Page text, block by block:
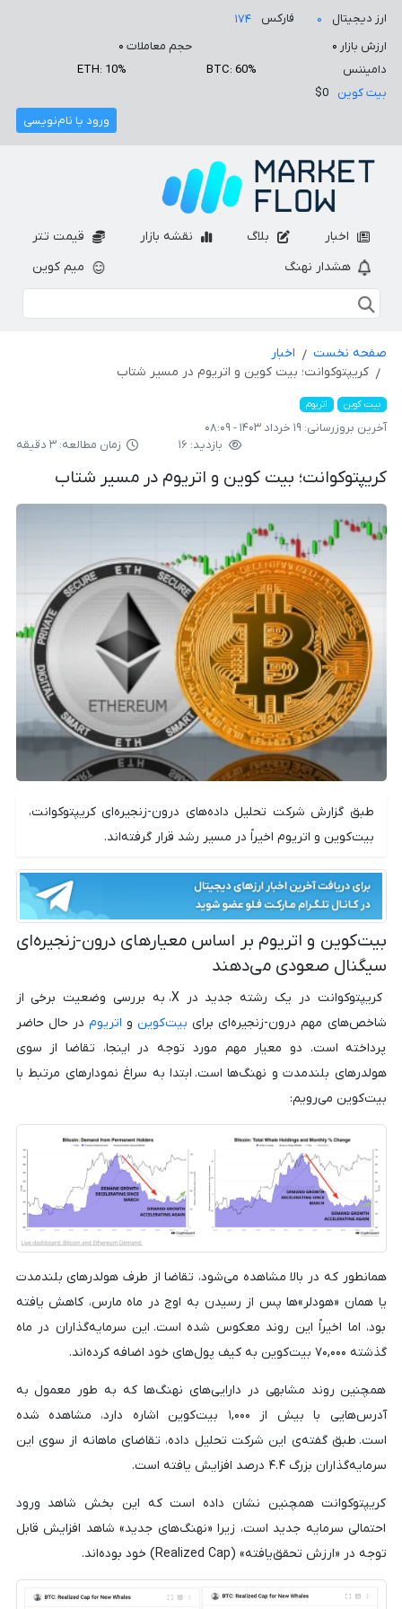
ارز دیجیتال ۰ فارکس
۱۷۴
ارزش بازار ۰ حجم معاملات ۰
دامیننس
BTC: 60%
ETH: 10%
بیت کوین
$0
ورود یا نام‌نویسی
اخبار بلاگ نقشه بازار
قیمت تتر
هشدار نهنگ
میم کوین
صفحه نخست
اخبار
کریپتوکوانت؛ بیت کوین و اتریوم در مسیر شتاب
بیت کوین اتریوم
آخرین بروزرسانی: ۱۹ خرداد ۱۴۰۳ - ۰۸:۰۹
بازدید: ۱۶
زمان مطالعه: ۳ دقیقه
کریپتوکوانت؛ بیت کوین و اتریوم در مسیر شتاب
طبق گزارش شرکت تحلیل داده‌های درون-زنجیره‌ای کریپتوکوانت،
بیت‌کوین و اتریوم اخیراً در مسیر رشد قرار گرفته‌اند.
بیت‌کوین و اتریوم بر اساس معیارهای درون-زنجیره‌ای
سیگنال صعودی می‌دهند
کریپتوکوانت در یک رشته جدید در X، به بررسی وضعیت برخی از
شاخص‌های مهم درون-زنجیره‌ای برای بیت‌کوینو اتریوم در حال حاضر
پرداخته است. دو معیار مهم مورد توجه در اینجا، تقاضا از سوی
هولدرهای بلندمدت و نهنگ‌ها است. ابتدا به سراغ نمودارهای مرتبط با
بیت‌کوین می‌رویم:
همانطور که در بالا مشاهده می‌شود، تقاضا از طرف هولدرهای بلندمدت
یا همان «هودلر»ها پس از رسیدن به اوج در ماه مارس، کاهش یافته
بود، اما اخیراً این روند معکوس شده است. این سرمایه‌گذاران در ماه
گذشته ۷۰,۰۰۰ بیت‌کوین به کیف پول‌های خود اضافه کرده‌اند.
همچنین روند مشابهی در دارایی‌های نهنگ‌ها که به طور معمول به
آدرس‌هایی با بیش از ۱,۰۰۰ بیت‌کوین اشاره دارد، مشاهده شده
است. طبق گفته‌ی این شرکت تحلیل داده، تقاضای ماهانه از سوی این
سرمایه‌گذاران بزرگ ۴.۴ درصد افزایش یافته است.
کریپتوکوانت همچنین نشان داده است که این بخش شاهد ورود
احتمالی سرمایه جدید است، زیرا «نهنگ‌های جدید» شاهد افزایش قابل
توجه در «ارزش تحقق‌یافته» (Realized Cap) خود بوده‌اند.